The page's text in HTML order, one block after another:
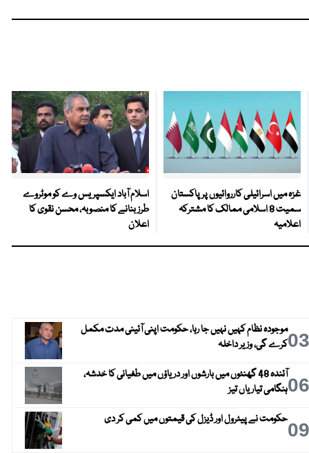
غزہ میں اسرائیلی کارروائیوں پر پاکستان
سمیت 8 اسلامی ممالک کا مشترکہ
اعلامیہ
اسلام آباد ایکسپریس وے کو موٹروے
طرز بنانے کا منصوبہ، محسن نقوی کا
اعلان
03موجودہ نظام کہیں نہیں جا رہا، حکومت اپنی آئینی مدت مکمل
کرے گی، وزیر داخلہ
06
آئندہ 48 گھنٹوں میں بارشوں اور دریاؤں میں طغیانی کا خدشہ،
ہنگامی تیاریاں تیز
09حکومت نے پیٹرول اور ڈیزل کی قیمتوں میں کمی کر دی